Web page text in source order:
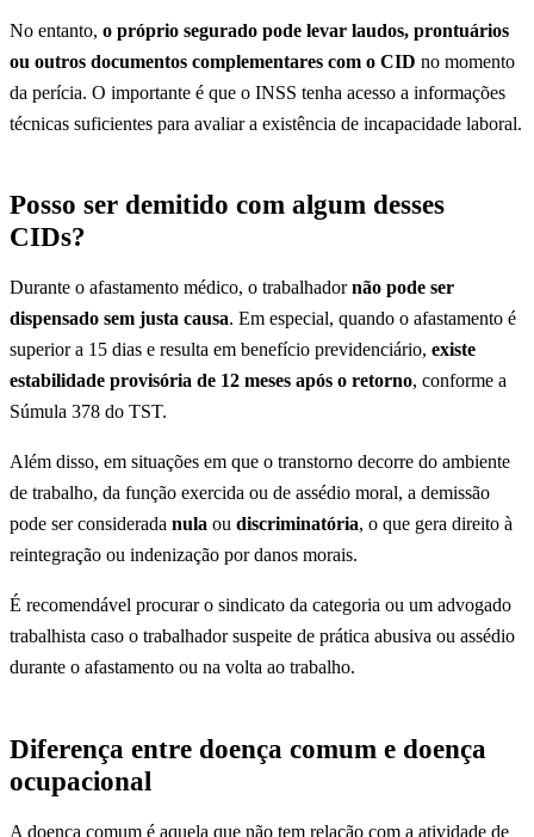
No entanto, o próprio segurado pode levar laudos, prontuários
ou outros documentos complementares com o CID no momento
da perícia. O importante é que o INSS tenha acesso a informações
técnicas suficientes para avaliar a existência de incapacidade laboral.
Posso ser demitido com algum desses
CIDs?
Durante o afastamento médico, o trabalhadornão pode ser
dispensado sem justa causa. Em especial, quando o afastamento é
superior a 15 dias e resulta em benefício previdenciário, existe
estabilidade provisória de 12 meses após o retorno, conforme a
Súmula 378 do TST.
Além disso, em situações em que o transtorno decorre do ambiente
de trabalho, da função exercida ou de assédio moral, a demissão
pode ser considerada nula ou discriminatória, o que gera direito à
reintegração ou indenização por danos morais.
É recomendável procurar o sindicato da categoria ou um advogado
trabalhista caso o trabalhador suspeite de prática abusiva ou assédio
durante o afastamento ou na volta ao trabalho.
Diferença entre doença comum e doença
ocupacional
A doença comum é aquela que não tem relação com a atividade de